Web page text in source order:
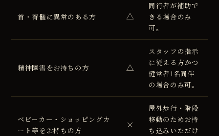
首・脊髄に異常のある方 △
同行者が補助で
きる場合のみ
可。
精神障害をお持ちの方 △
スタッフの指示
に従える方かつ
健常者1名同伴
の場合のみ可。
ベビーカー・ショッピングカ
ート等をお持ちの方
×
屋外歩行・階段
移動のためお持
ち込みいただけ